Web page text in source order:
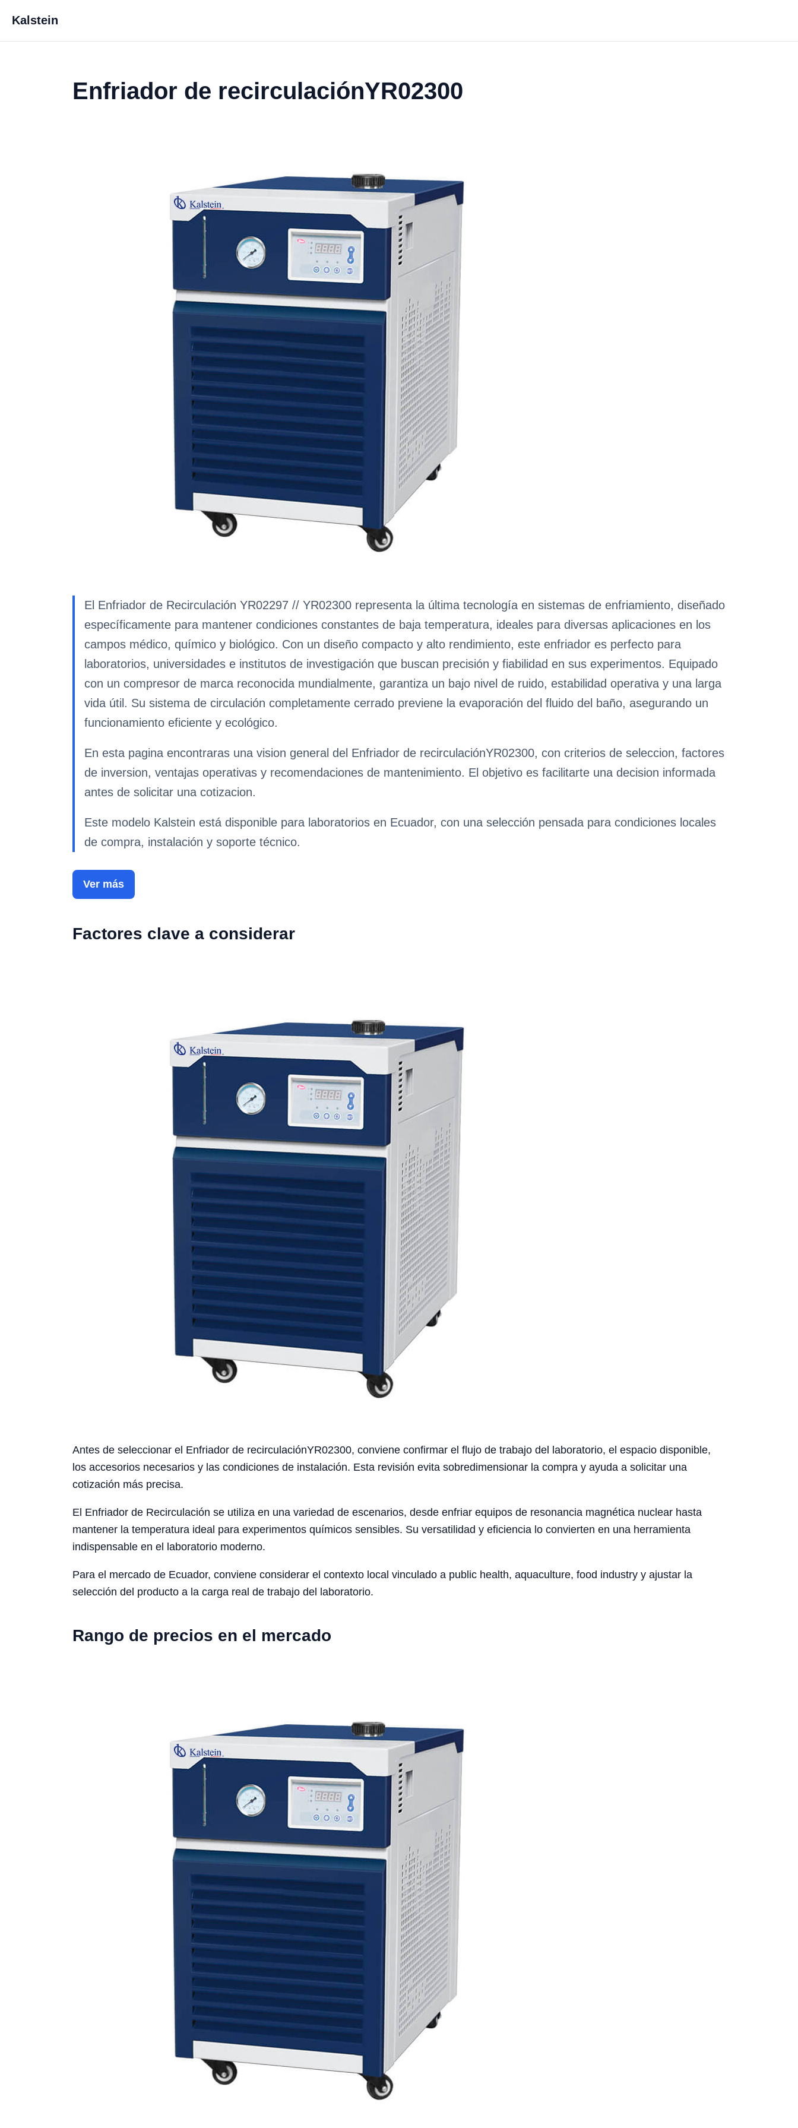
Kalstein
Enfriador de recirculaciónYR02300
El Enfriador de Recirculación YR02297 // YR02300 representa la última tecnología en sistemas de enfriamiento, diseñado
específicamente para mantener condiciones constantes de baja temperatura, ideales para diversas aplicaciones en los
campos médico, químico y biológico. Con un diseño compacto y alto rendimiento, este enfriador es perfecto para
laboratorios, universidades e institutos de investigación que buscan precisión y fiabilidad en sus experimentos. Equipado
con un compresor de marca reconocida mundialmente, garantiza un bajo nivel de ruido, estabilidad operativa y una larga
vida útil. Su sistema de circulación completamente cerrado previene la evaporación del fluido del baño, asegurando un
funcionamiento eficiente y ecológico.
En esta pagina encontraras una vision general del Enfriador de recirculaciónYR02300, con criterios de seleccion, factores
de inversion, ventajas operativas y recomendaciones de mantenimiento. El objetivo es facilitarte una decision informada
antes de solicitar una cotizacion.
Este modelo Kalstein está disponible para laboratorios en Ecuador, con una selección pensada para condiciones locales
de compra, instalación y soporte técnico.
Ver más
Factores clave a considerar
Antes de seleccionar el Enfriador de recirculaciónYR02300, conviene confirmar el flujo de trabajo del laboratorio, el espacio disponible,
los accesorios necesarios y las condiciones de instalación. Esta revisión evita sobredimensionar la compra y ayuda a solicitar una
cotización más precisa.
El Enfriador de Recirculación se utiliza en una variedad de escenarios, desde enfriar equipos de resonancia magnética nuclear hasta
mantener la temperatura ideal para experimentos químicos sensibles. Su versatilidad y eficiencia lo convierten en una herramienta
indispensable en el laboratorio moderno.
Para el mercado de Ecuador, conviene considerar el contexto local vinculado a public health, aquaculture, food industry y ajustar la
selección del producto a la carga real de trabajo del laboratorio.
Rango de precios en el mercado